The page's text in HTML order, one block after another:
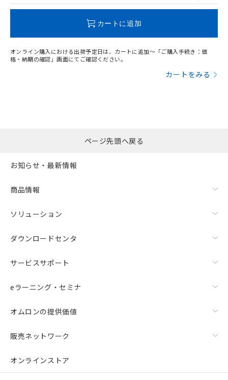
カートに追加
オンライン購入における出荷予定日は、カートに追加～「ご購入手続き：価
格・納期の確認」画面にてご確認ください。
カートをみる
ページ先頭へ戻る
お知らせ・最新情報
商品情報
ソリューション
ダウンロードセンタ
サービスサポート
eラーニング・セミナ
オムロンの提供価値
販売ネットワーク
オンラインストア